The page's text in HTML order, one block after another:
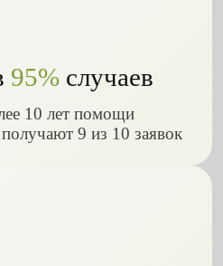
95%случаев
10 лет помощи
9 из 10 заявок